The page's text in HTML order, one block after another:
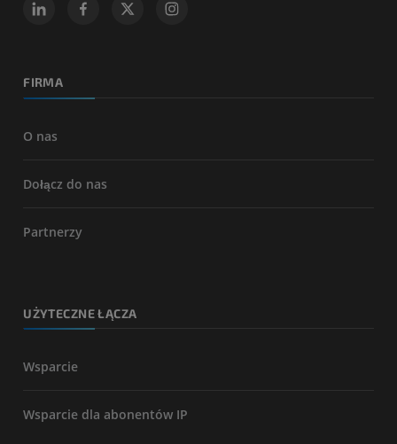
FIRMA
O nas
Dołącz do nas
Partnerzy
UŻYTECZNE ŁĄCZA
Wsparcie
Wsparcie dla abonentów IP